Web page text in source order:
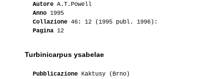
Autore A.T.Powell
Anno 1995
Collazione 46: 12 (1995 publ. 1996):
Pagina 12
Turbinicarpus ysabelae
Pubblicazione Kaktusy (Brno)